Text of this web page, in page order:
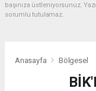
başınıza üstleniyorsunuz.
sorumlu tutulamaz.
Anasayfa Bölgesel